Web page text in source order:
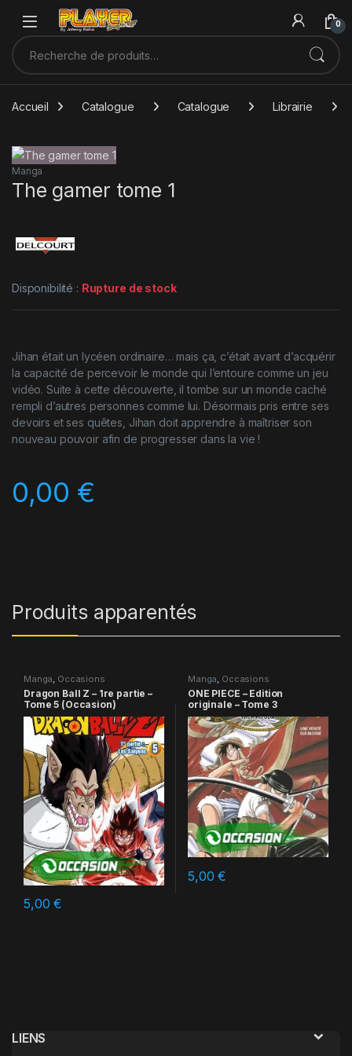
Sauter à la navigation
Skip to content
0
Recherche pour :
Accueil Catalogue Catalogue Librairie
Manga
The gamer tome 1
Disponibilité : Rupture de stock
Jihan était un lycéen ordinaire… mais ça, c’était avant d’acquérir
la capacité de percevoir le monde qui l’entoure comme un jeu
vidéo. Suite à cette découverte, il tombe sur un monde caché
rempli d’autres personnes comme lui. Désormais pris entre ses
devoirs et ses quêtes, Jihan doit apprendre à maîtriser son
nouveau pouvoir afin de progresser dans la vie !
0,00 €
Produits apparentés
Manga, Occasions
Dragon Ball Z – 1re partie –
Tome 5 (Occasion)
5,00€
Manga, Occasions
ONE PIECE – Edition
originale – Tome 3
5,00€
LIENS